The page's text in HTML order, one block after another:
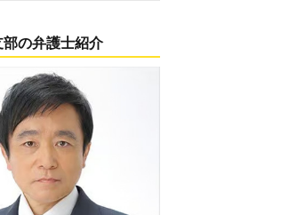
部の弁護士紹介